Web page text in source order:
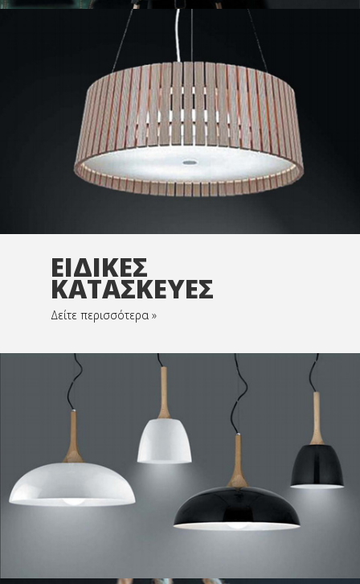
ΕΙΔΙΚΕΣ
ΚΑΤΑΣΚΕΥΕΣ
Δείτε περισσότερα »